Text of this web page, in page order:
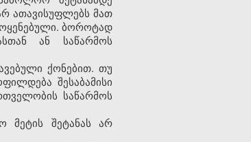
ათავისუფლებს მათ
ბოროტად
ან საწარმოს
ქონებით. თუ
შესაბამისი
საწარმოს
მეტის შეტანას არ